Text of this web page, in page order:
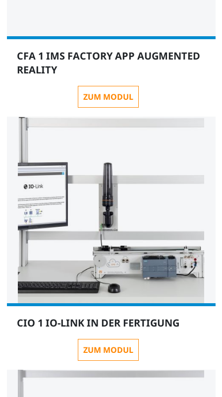
CFA 1 IMS FACTORY APP AUGMENTED
REALITY
ZUM MODUL
CIO 1 IO-LINK IN DER FERTIGUNG
ZUM MODUL